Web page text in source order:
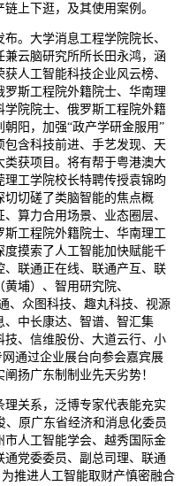
上下逛，及其使用案例。
大学消息工程学院院长、
云脑研究所所长田永鸿，涵
人工智能科技企业风云榜、
斯工程院外籍院士、华南理
院院士、俄罗斯工程院外籍
阳，加强“政产学研金服用”
包含科技前进、手艺发现、天
获项目。将有帮于粤港澳大
工学院校长特聘传授袁锦昀
切磋了类脑智能的焦点概
算力合用场景、业态圈层、
工程院外籍院士、华南理工
摸索了人工智能加快赋能千
、联通正在线、联通产互、联
埔）、智用研究院、
、众图科技、趣丸科技、视源
中长康达、智谱、智汇集
技、信维股份、大道云行、小
通过企业展台向参会嘉宾展
扬广东制制业先天劣势！
关系，泛博专家代表能充实
原广东省经济和消息化委员
人工智能学会、越秀国际金
党委委员、副总司理、联通
推进人工智能取财产慎密融合